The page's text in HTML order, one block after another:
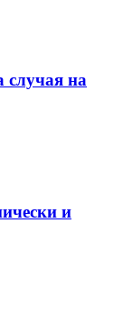
случая на
и